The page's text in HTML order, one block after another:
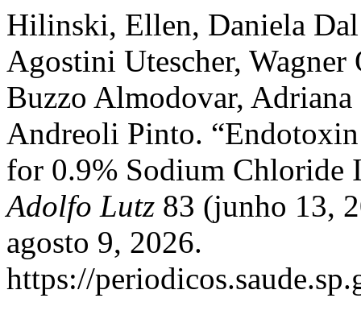
Hilinski, Ellen, Daniela
Agostini Utescher,
Buzzo Almodovar, Adriana
Andreoli Pinto.
for 0.9% Sodium Chloride
Adolfo Lutz 83 (junho 13,
agosto 9, 2026.
https://